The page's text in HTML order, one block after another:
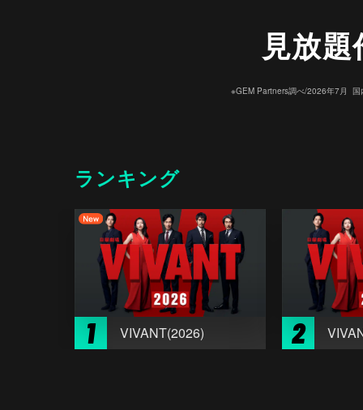
見放
※GEM Partners調べ/2026年7⽉ 国
ランキング
1 VIVANT(2026) 2